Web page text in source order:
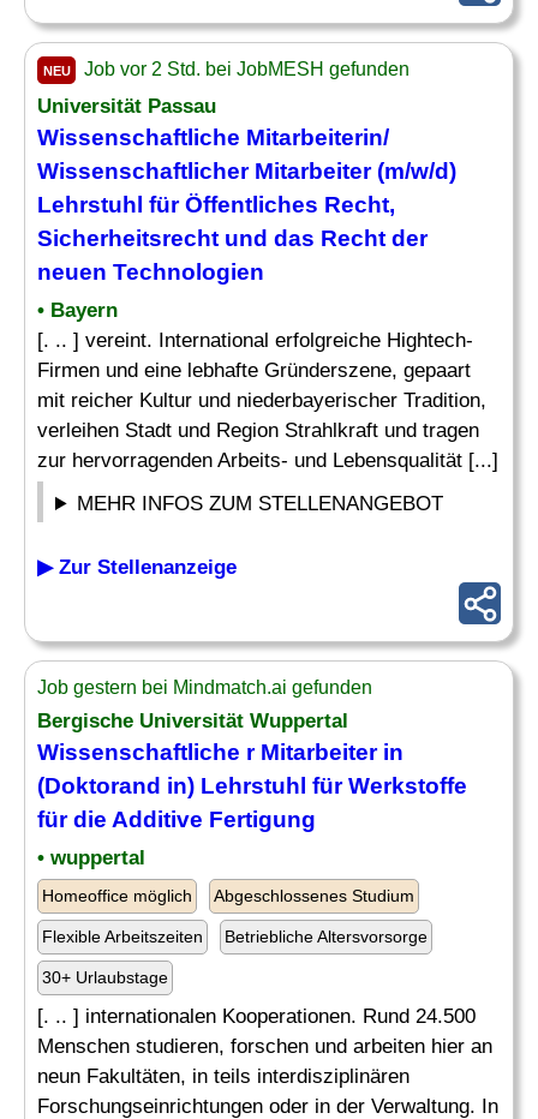
NEU Job vor 2 Std. bei JobMESH gefunden
Universität Passau
Wissenschaftliche Mitarbeiterin/
Wissenschaftlicher Mitarbeiter (m/w/d)
Lehrstuhl für Öffentliches Recht,
Sicherheitsrecht und das Recht der
neuen Technologien
• Bayern
[. .. ] vereint. International erfolgreiche Hightech-
Firmen und eine lebhafte Gründerszene, gepaart
mit reicher Kultur und niederbayerischer Tradition,
verleihen Stadt und Region Strahlkraft und tragen
zur hervorragenden Arbeits- und Lebensqualität [...]
MEHR INFOS ZUM STELLENANGEBOT
▶ Zur Stellenanzeige
Job gestern bei Mindmatch.ai gefunden
Bergische Universität Wuppertal
Wissenschaftliche r Mitarbeiter in
(Doktorand in) Lehrstuhl für Werkstoffe
für die Additive Fertigung
• wuppertal
Homeoffice möglich Abgeschlossenes Studium
Flexible Arbeitszeiten Betriebliche Altersvorsorge
30+ Urlaubstage
[. .. ] internationalen Kooperationen. Rund 24.500
Menschen studieren, forschen und arbeiten hier an
neun Fakultäten, in teils interdisziplinären
Forschungseinrichtungen oder in der Verwaltung. In